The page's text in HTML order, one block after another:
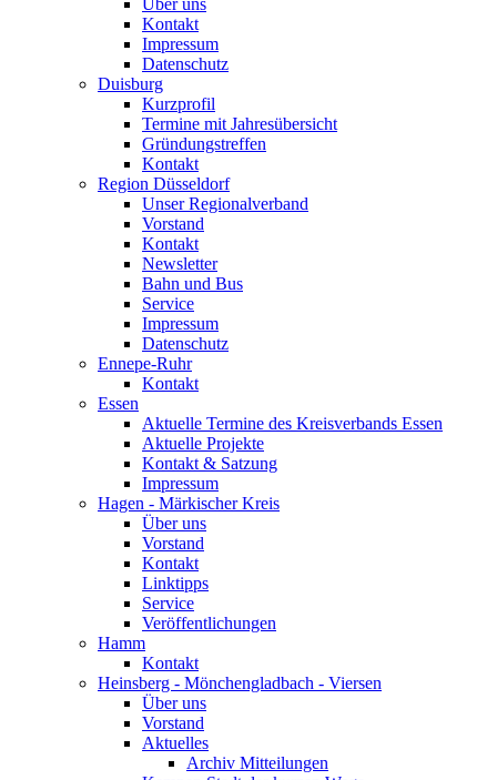
Über uns
Kontakt
Impressum
Datenschutz
Duisburg
Kurzprofil
Termine mit Jahresübersicht
Gründungstreffen
Kontakt
Region Düsseldorf
Unser Regionalverband
Vorstand
Kontakt
Newsletter
Bahn und Bus
Service
Impressum
Datenschutz
Ennepe-Ruhr
Kontakt
Essen
Aktuelle Termine des Kreisverbands Essen
Aktuelle Projekte
Kontakt & Satzung
Impressum
Hagen - Märkischer Kreis
Über uns
Vorstand
Kontakt
Linktipps
Service
Veröffentlichungen
Hamm
Kontakt
Heinsberg - Mönchengladbach - Viersen
Über uns
Vorstand
Aktuelles
Archiv Mitteilungen